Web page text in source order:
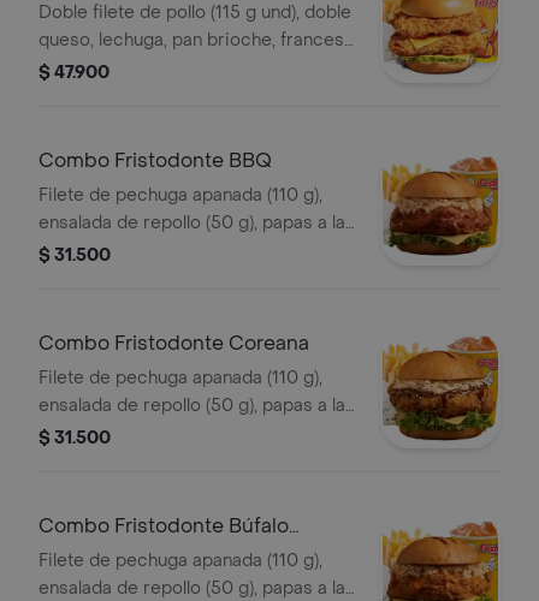
Doble filete de pollo (115 g und), doble
queso, lechuga, pan brioche, francesa
mediana (60 g) y gaseosa (325 ml)
$ 47.900
Combo Fristodonte BBQ
Filete de pechuga apanada (110 g),
ensalada de repollo (50 g), papas a la
francesa mediana (60 g) y gaseosa
$ 31.500
Combo Fristodonte Coreana
Filete de pechuga apanada (110 g),
ensalada de repollo (50 g), papas a la
francesa mediana (60 g) y gaseosa
$ 31.500
Combo Fristodonte Búfalo
Sriracha
Filete de pechuga apanada (110 g),
ensalada de repollo (50 g), papas a la